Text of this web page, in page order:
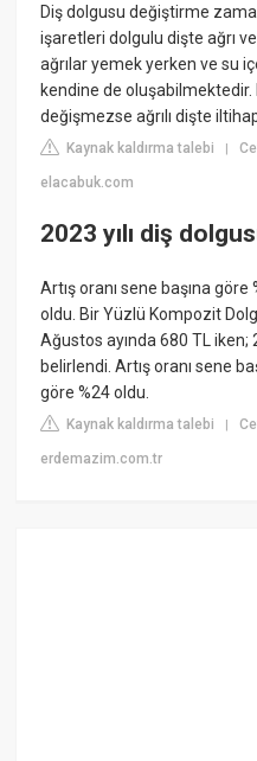
Diş dolgusu değiştirme
işaretleri dolgulu dişte ağrı ve
ağrılar yemek yerken ve su
kendine de
değişmezse ağrılı dişte
Kaynak kaldırma talebi |
elacabuk.com
2023 yılı diş
Artış oranı sene başına
oldu. Bir Yüzlü Kompozit
Ağustos ayında 680 TL iken;
belirlendi. Artış oranı sene
göre %24 oldu.
Kaynak kaldırma talebi |
erdemazim.com.tr